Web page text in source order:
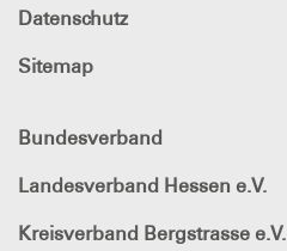
Datenschutz
Sitemap
Bundesverband
Landesverband Hessen e.V.
Kreisverband Bergstrasse e.V.